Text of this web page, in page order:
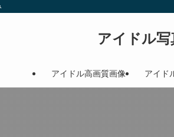
アイドル
アイドル高画質画像 アイド